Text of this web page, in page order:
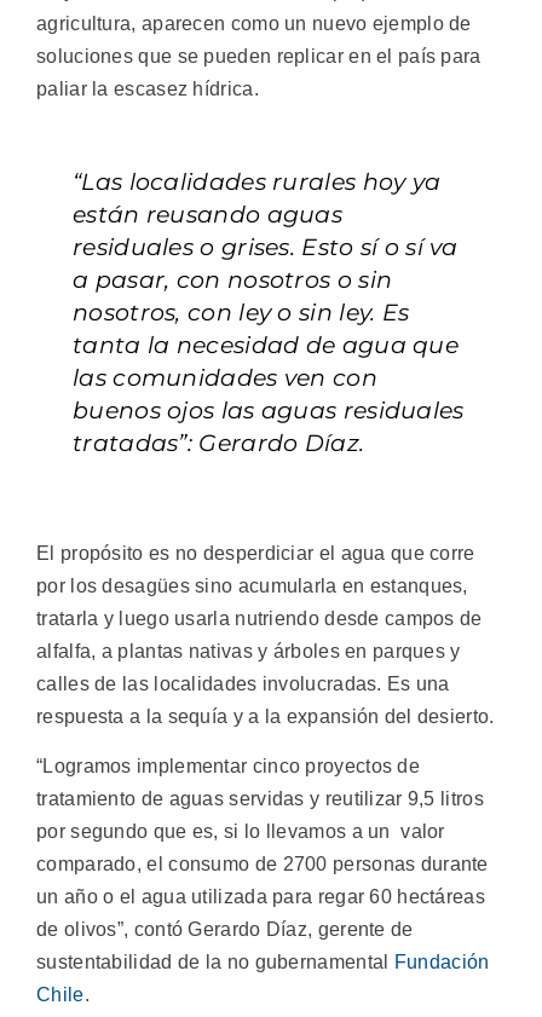
agricultura, aparecen como un nuevo ejemplo de
soluciones que se pueden replicar en el país para
paliar la escasez hídrica.
“Las localidades rurales hoy ya
están reusando aguas
residuales o grises. Esto sí o sí va
a pasar, con nosotros o sin
nosotros, con ley o sin ley. Es
tanta la necesidad de agua que
las comunidades ven con
buenos ojos las aguas residuales
tratadas”: Gerardo Díaz.
El propósito es no desperdiciar el agua que corre
por los desagües sino acumularla en estanques,
tratarla y luego usarla nutriendo desde campos de
alfalfa, a plantas nativas y árboles en parques y
calles de las localidades involucradas. Es una
respuesta a la sequía y a la expansión del desierto.
“Logramos implementar cinco proyectos de
tratamiento de aguas servidas y reutilizar 9,5 litros
por segundo que es, si lo llevamos a un valor
comparado, el consumo de 2700 personas durante
un año o el agua utilizada para regar 60 hectáreas
de olivos”, contó Gerardo Díaz, gerente de
sustentabilidad de la no gubernamental
Fundación
Chile.